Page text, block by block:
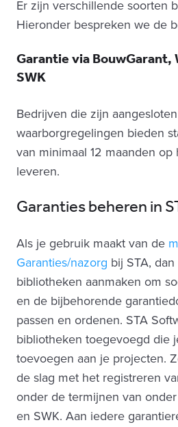
Er zijn verschillende soorten
Hieronder bespreken we de
Garantie via BouwGarant,
SWK
Bedrijven die zijn
waarborgregelingen bieden
van minimaal 12 maanden
leveren.
Garanties beheren in
Als je gebruik maakt van de
Garanties/nazorg bij STA,
bibliotheken aanmaken om
en de bijbehorende
passen en ordenen. STA
bibliotheken toegevoegd die
toevoegen aan je projecten.
de slag met het registreren
onder de termijnen van
en SWK. Aan iedere